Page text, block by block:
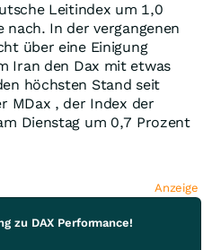
Leitindex um 1,0
In der vergangenen
über eine Einigung
Iran den Dax mit etwas
höchsten Stand seit
MDax , der Index der
Dienstag um 0,7 Prozent
Anzeige
zu DAX Performance!